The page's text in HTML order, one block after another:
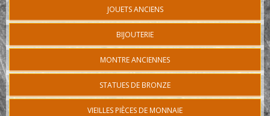
JOUETS ANCIENS
BIJOUTERIE
MONTRE ANCIENNES
STATUES DE BRONZE
VIEILLES PIÈCES DE MONNAIE